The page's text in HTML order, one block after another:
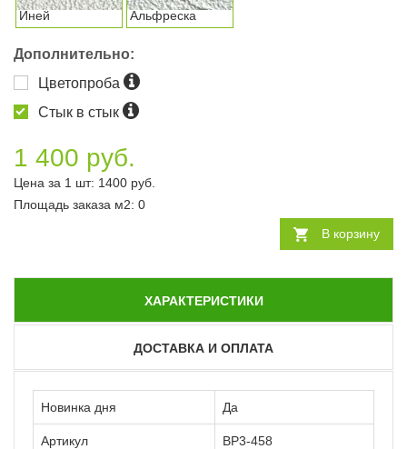
Иней Альфреска
Дополнительно:
Цветопроба
Стык в стык
1 400 руб.
Цена за 1 шт: 1400 руб.
Площадь заказа м2: 0
В корзину
ХАРАКТЕРИСТИКИ
ДОСТАВКА И ОПЛАТА
Новинка дня Да
Артикул ВР3-458